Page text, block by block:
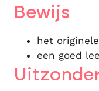
Bewijs
het
een goed